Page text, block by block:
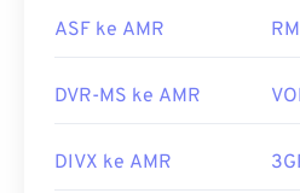
ASF ke AMR
DVR-MS ke AMR
DIVX ke AMR